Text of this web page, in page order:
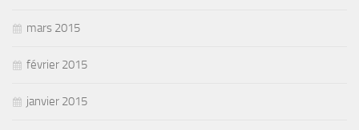
mars 2015
février 2015
janvier 2015